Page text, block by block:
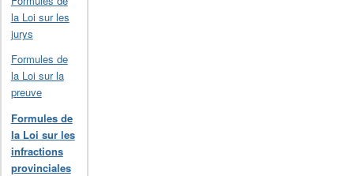
la Loi sur les
jurys
Formules de
la Loi sur la
preuve
Formules de
la Loi sur les
infractions
provinciales